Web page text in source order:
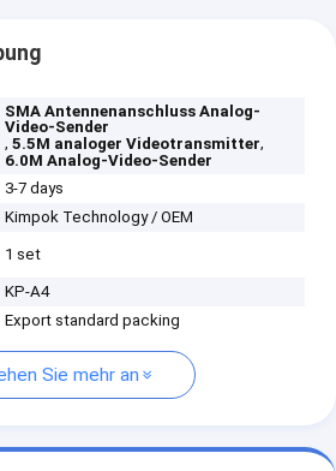
SMA Antennenanschluss Analog-
Video-Sender
,5.5M analoger Videotransmitter,
6.0M Analog-Video-Sender
3-7 days
Kimpok Technology / OEM
1 set
KP-A4
Export standard packing
Sie mehr an